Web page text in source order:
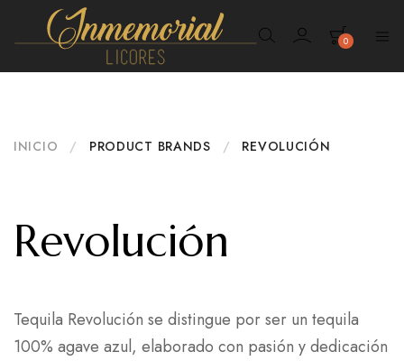
Inmemorial
0
INICIO / PRODUCT BRANDS / REVOLUCIÓN
Revolución
Tequila Revolución se distingue por ser un tequila
100% agave azul, elaborado con pasión y dedicación